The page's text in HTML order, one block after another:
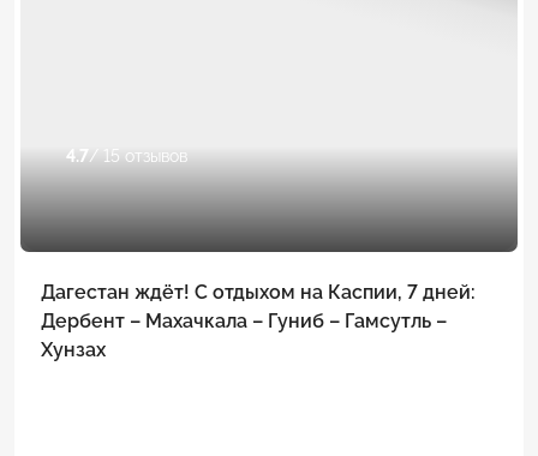
4.7/ 15 отзывов
Дагестан ждёт! С отдыхом на Каспии, 7 дней:
Дербент – Махачкала – Гуниб – Гамсутль –
Хунзах